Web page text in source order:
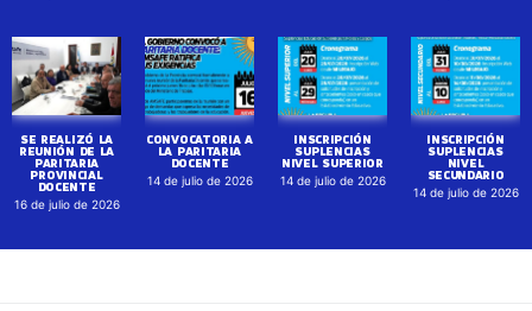
SE REALIZÓ LA
REUNIÓN DE LA
PARITARIA
PROVINCIAL
DOCENTE
16 de julio de 2026
CONVOCATORIA A
LA PARITARIA
DOCENTE
14 de julio de 2026
INSCRIPCIÓN
SUPLENCIAS
NIVEL SUPERIOR
14 de julio de 2026
INSCRIPCIÓN
SUPLENCIAS
NIVEL
SECUNDARIO
14 de julio de 2026